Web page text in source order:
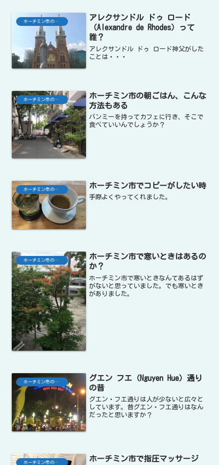
ホーチミン市の生活
アレクサンドル ドゥ ロード
（Alexandre de Rhodes）って
誰？
アレクサンドル ドゥ ロード神父がした
ことは・・・
ホーチミン市の生活
ホーチミン市の朝ごはん、こんな
方法もある
バンミーを持ってカフェに行き、そこで
食べていいんでしょうか？
ホーチミン市の生活 ホーチミン市でコピーがしたい時
手際よくやってくれました。
ホーチミン市の生活
ホーチミン市で寒いときはあるの
か？
ホーチミン市で寒いときなんてあるはず
がないと思っていました。でも寒いとき
がありました。
ホーチミン市の生活
グエン フエ（Nguyen Hue）通り
の昔
グエン・フエ通りは人が少ないと広々と
しています。昔グエン・フエ通りはなん
だったと思いますか？
ホーチミン市の生活 ホーチミン市で指圧マッサージ